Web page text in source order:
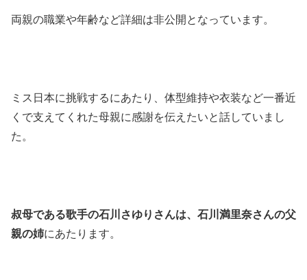
両親の職業や年齢など詳細は非公開となっています。
ミス日本に挑戦するにあたり、体型維持や衣装など一番近
くで支えてくれた母親に感謝を伝えたいと話していまし
た。
叔母である歌手の石川さゆりさんは、石川満里奈さんの父
親の姉にあたります。